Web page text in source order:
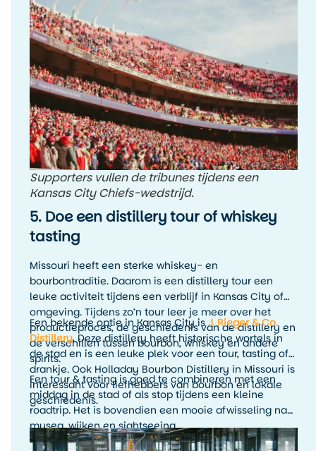
Supporters vullen de tribunes tijdens een
Kansas City Chiefs-wedstrijd.
5. Doe een distillery tour of whiskey
tasting
Missouri heeft een sterke whiskey- en
bourbontraditie. Daarom is een distillery tour een
leuke activiteit tijdens een verblijf in Kansas City of
omgeving. Tijdens zo’n tour leer je meer over het
productieproces, de geschiedenis van de distillery en
de verschillen tussen bourbon, whiskey en andere
spirits.
Een bekende optie in Kansas City isJ. Rieger & Co.
Distillery. Deze distillery heeft historische wortels in
de stad en is een leuke plek voor een tour, tasting of
drankje. Ook Holladay Bourbon Distillery in Missouri is
interessant voor liefhebbers van bourbon en lokale
geschiedenis.
Een tour & tasting is goed te combineren met een
middag in de stad of als stop tijdens een kleine
roadtrip. Het is bovendien een mooie afwisseling na
musea, wijken en sightseeing.